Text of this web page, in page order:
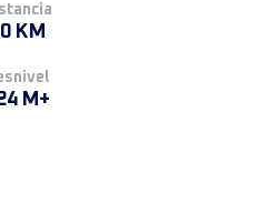
KM
M+